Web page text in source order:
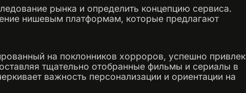
рынка и определить концепцию сервиса.
нишевым платформам, которые предлагают
на поклонников хорроров, успешно привлек
тщательно отобранные фильмы и сериалы в
важность персонализации и ориентации на